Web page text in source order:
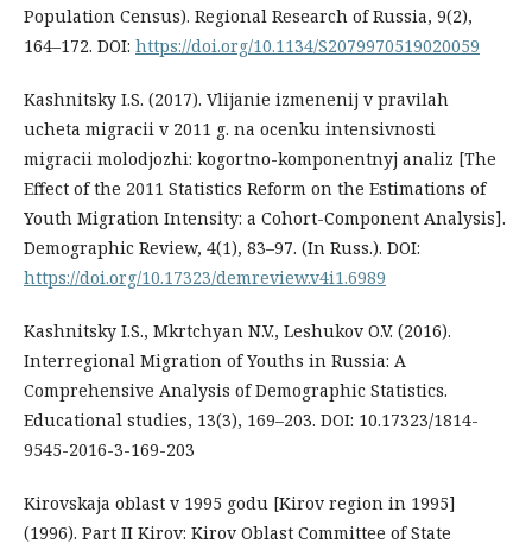
Population Census). Regional Research of Russia, 9(2),
164–172. DOI: https://doi.org/10.1134/S2079970519020059
Kashnitsky I.S. (2017). Vlijanie izmenenij v pravilah
ucheta migracii v 2011 g. na ocenku intensivnosti
migracii molodjozhi: kogortno-komponentnyj analiz [The
Effect of the 2011 Statistics Reform on the Estimations of
Youth Migration Intensity: a Cohort-Component Analysis].
Demographic Review, 4(1), 83–97. (In Russ.). DOI:
https://doi.org/10.17323/demreview.v4i1.6989
Kashnitsky I.S., Mkrtchyan N.V., Leshukov O.V. (2016).
Interregional Migration of Youths in Russia: A
Comprehensive Analysis of Demographic Statistics.
Educational studies, 13(3), 169–203. DOI: 10.17323/1814-
9545-2016-3-169-203
Kirovskaja oblast v 1995 godu [Kirov region in 1995]
(1996). Part II Kirov: Kirov Oblast Committee of State